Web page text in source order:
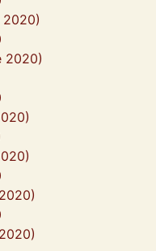
2020)
2020)